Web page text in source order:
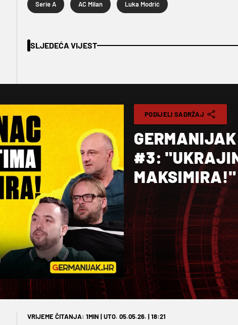
Serie A AC Milan Luka Modrić
SLJEDEĆA VIJEST
PODIJELI SADRŽAJ
#3:
MAKSIMIRA!"
VRIJEME ČITANJA: 1MIN | UTO. 05.05.26. | 18:21